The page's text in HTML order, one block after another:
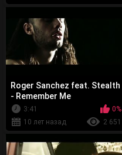
Roger Sanchez feat. Stealth
- Remember Me
3:41
0%
10 лет назад
2 651